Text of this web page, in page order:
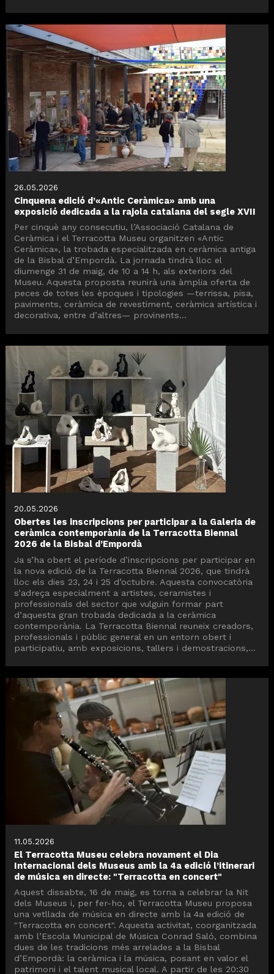
26.05.2026
Cinquena edició d’«Antic Ceràmica» amb una
exposició dedicada a la rajola catalana del segle XVII
Per cinquè any consecutiu, l’Associació Catalana de
Ceràmica i el Terracotta Museu organitzen «Antic
Ceràmica», la trobada especialitzada en ceràmica antiga
de la Bisbal d’Empordà. La jornada tindrà lloc el
diumenge 31 de maig, de 10 a 14 h, als exteriors del
Museu. Aquesta proposta reunirà una àmplia oferta de
peces de totes les èpoques i tipologies —terrissa, pisa,
paviments, ceràmica de revestiment, ceràmica artística i
decorativa, entre d’altres— provinents...
20.05.2026
Obertes les inscripcions per participar a la Galeria de
ceràmica contemporània de la Terracotta Biennal
2026 de la Bisbal d’Empordà
Ja s’ha obert el període d’inscripcions per participar en
la nova edició de la Terracotta Biennal 2026, que tindrà
lloc els dies 23, 24 i 25 d’octubre. Aquesta convocatòria
s’adreça especialment a artistes, ceramistes i
professionals del sector que vulguin formar part
d’aquesta gran trobada dedicada a la ceràmica
contemporània. La Terracotta Biennal reuneix creadors,
professionals i públic general en un entorn obert i
participatiu, amb exposicions, tallers i demostracions,...
11.05.2026
El Terracotta Museu celebra novament el Dia
Internacional dels Museus amb la 4a edició l’itinerari
de música en directe: "Terracotta en concert"
Aquest dissabte, 16 de maig, es torna a celebrar la Nit
dels Museus i, per fer-ho, el Terracotta Museu proposa
una vetllada de música en directe amb la 4a edició de
"Terracotta en concert". Aquesta activitat, coorganitzada
amb l’Escola Municipal de Música Conrad Saló, combina
dues de les tradicions més arrelades a la Bisbal
d’Empordà: la ceràmica i la música, posant en valor el
patrimoni i el talent musical local. A partir de les 20:30